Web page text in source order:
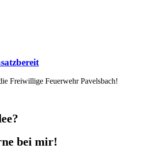
Freiwillige Feuerwehr Pavelsbach!
bei mir!